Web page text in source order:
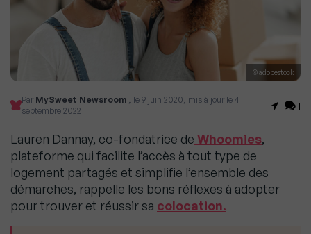
© adobestock
Par MySweet Newsroom , le 9 juin 2020, mis à jour le 4
septembre 2022
1
Lauren Dannay, co-fondatrice de Whoomies,
plateforme qui facilite l’accès à tout type de
logement partagés et simplifie l’ensemble des
démarches, rappelle les bons réflexes à adopter
pour trouver et réussir sa colocation.